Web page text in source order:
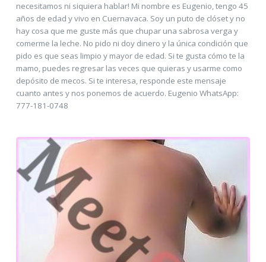
necesitamos ni siquiera hablar! Mi nombre es Eugenio, tengo 45
años de edad y vivo en Cuernavaca. Soy un puto de clóset y no
hay cosa que me guste más que chupar una sabrosa verga y
comerme la leche. No pido ni doy dinero y la única condición que
pido es que seas limpio y mayor de edad. Si te gusta cómo te la
mamo, puedes regresar las veces que quieras y usarme como
depósito de mecos. Si te interesa, responde este mensaje
cuanto antes y nos ponemos de acuerdo. Eugenio WhatsApp:
777-181-0748